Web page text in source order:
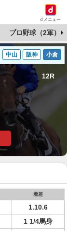
dメニュー
プロ野球（2軍）
中山 阪神 小倉
12R
着差
1.10.6
1 1/4馬身